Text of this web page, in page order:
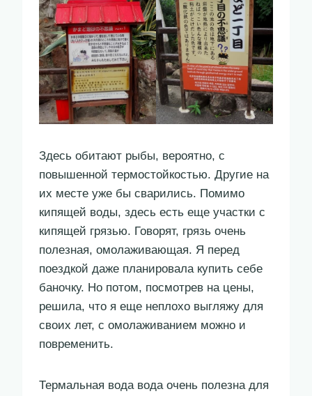
Здесь обитают рыбы, вероятно, с
повышенной термостойкостью. Другие на
их месте уже бы сварились. Помимо
кипящей воды, здесь есть еще участки с
кипящей грязью. Говорят, грязь очень
полезная, омолаживающая. Я перед
поездкой даже планировала купить себе
баночку. Но потом, посмотрев на цены,
решила, что я еще неплохо выгляжу для
своих лет, с омолаживанием можно и
повременить.
Термальная вода вода очень полезна для